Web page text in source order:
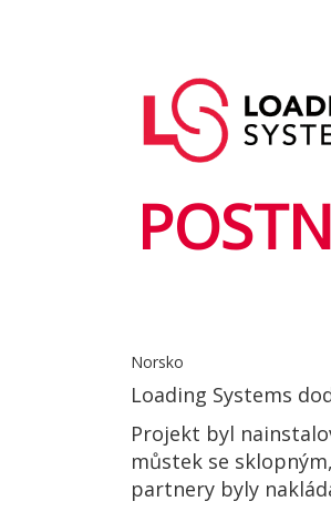
User
account
menu
Hlavní
navigace
Norsko
Loading Systems
Projekt byl
můstek se
partnery byly